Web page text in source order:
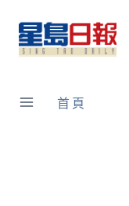
content
首頁